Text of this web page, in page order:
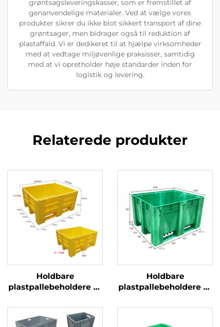
grøntsagsleveringskasser, som er fremstillet af
genanvendelige materialer. Ved at vælge vores
produkter sikrer du ikke blot sikkert transport af dine
grøntsager, men bidrager også til reduktion af
plastaffald. Vi er dedikeret til at hjælpe virksomheder
med at vedtage miljøvenlige praksisser, samtidig
med at vi opretholder høje standarder inden for
logistik og levering.
Relaterede produkter
Holdbare
plastpallebeholdere til
opbevaring.
Holdbare
plastpallebeholdere til
opbevaring.